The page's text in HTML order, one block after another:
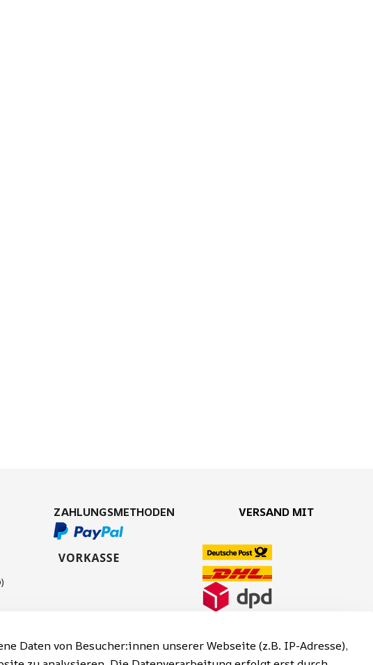
Daten von Besucher:innen unserer Webseite (z.B. IP-Adresse),
ZAHLUNGSMETHODEN VERSAND MIT